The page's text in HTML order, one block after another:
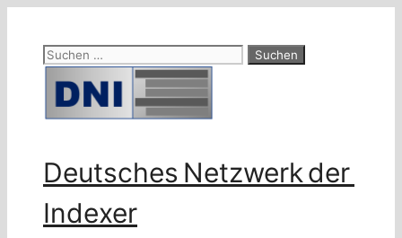
springenSuchen
Deutsches Netzwerk der
Indexer